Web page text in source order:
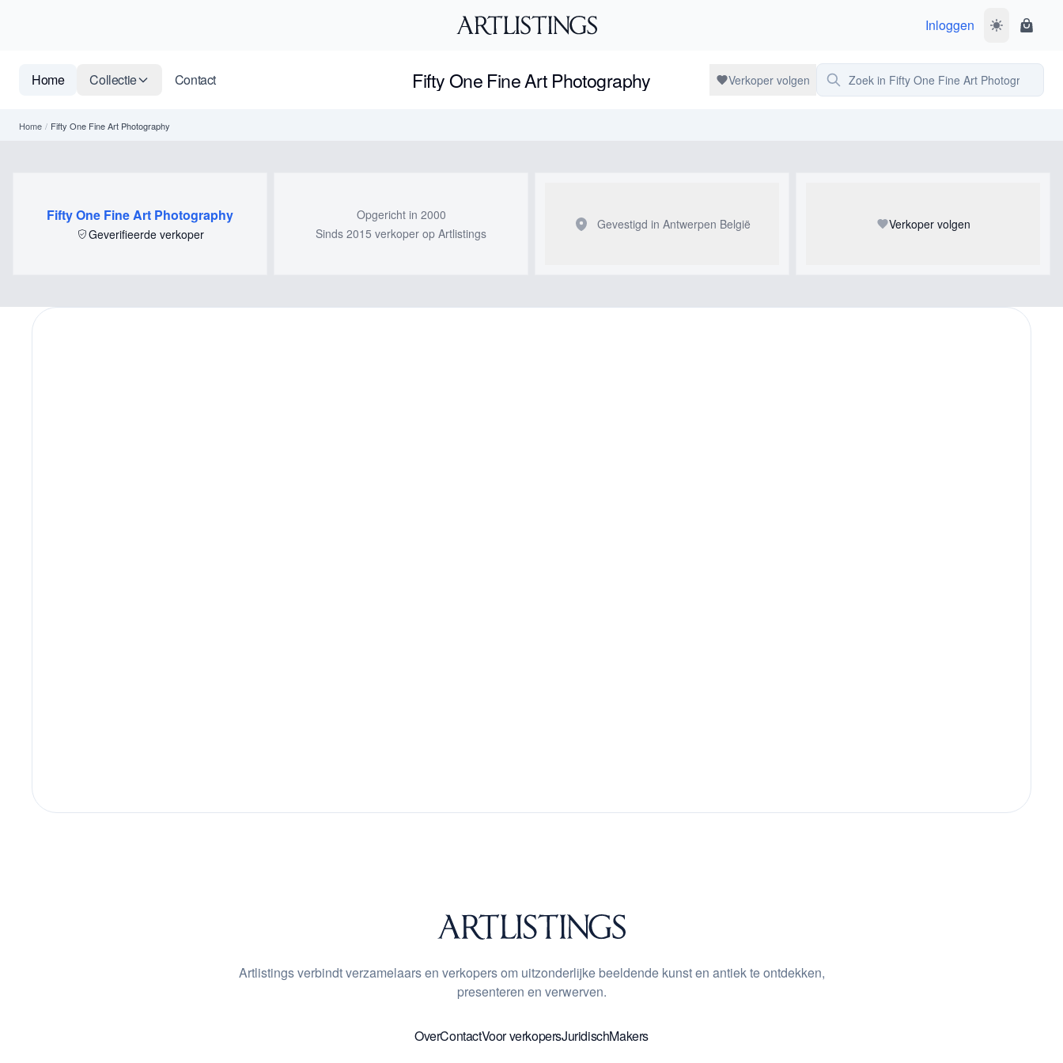
Inloggen Wissel
Fifty One Fine Art Photography
Home Collectie Contact Verkoper volgen Zoek in Fifty One Fine Art Photography
Home / Fifty One Fine Art Photography
Fifty One Fine Art Photography
Geverifieerde verkoper
Opgericht in 2000
Sinds 2015 verkoper op Artlistings
Gevestigd in Antwerpen België Verkoper volgen
Artlistings verbindt verzamelaars en verkopers om uitzonderlijke beeldende kunst en antiek te ontdekken,
presenteren en verwerven.
OverContactVoor verkopersJuridischMakers